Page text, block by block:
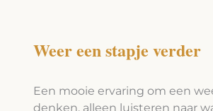
Weer een stapje verder
Een mooie ervaring om een
denken, alleen luisteren naar